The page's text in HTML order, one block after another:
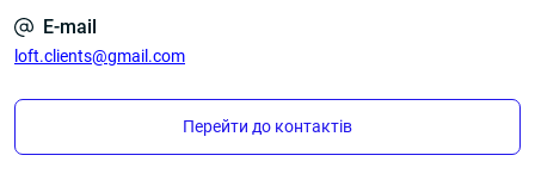
E-mail
loft.clients@gmail.com
Перейти до контактів